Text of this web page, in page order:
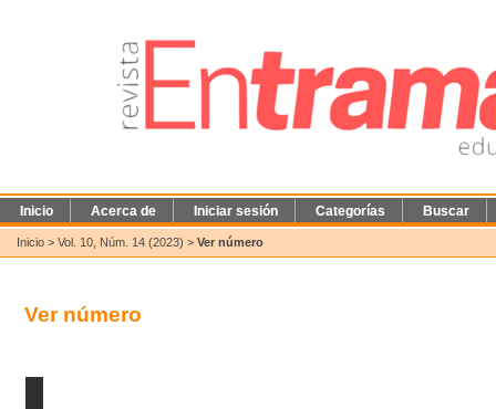
Inicio Acerca de Iniciar sesión Categorías Buscar
Inicio > Vol. 10, Núm. 14 (2023) > Ver número
Ver número